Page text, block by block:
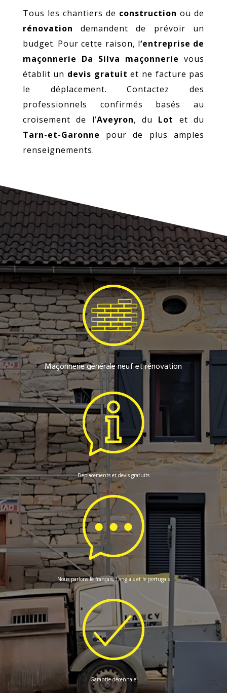
Tous les chantiers de construction ou de
rénovation demandent de prévoir un
budget. Pour cette raison, l‘entreprise de
maçonnerie Da Silva maçonnerie vous
établit un devis gratuit et ne facture pas
le déplacement. Contactez des
professionnels confirmés basés au
croisement de l’Aveyron, du Lot
et du
Tarn-et-Garonne pour de plus amples
renseignements.
Maçonnerie générale neuf et rénovation
Déplacements et devis gratuits
Nous parlons le français, l’anglais et le portugais
Garantie décennale